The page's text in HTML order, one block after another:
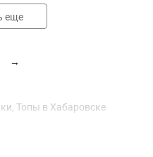
еще
→
Топы в Хабаровске